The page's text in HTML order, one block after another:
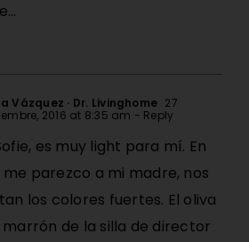
Vázquez · Dr. Livinghome 27
2016 at 8:35 am - Reply
es muy light para mí. En
me parezco a mi madre, nos
los colores fuertes. El oliva
marrón de la silla de director